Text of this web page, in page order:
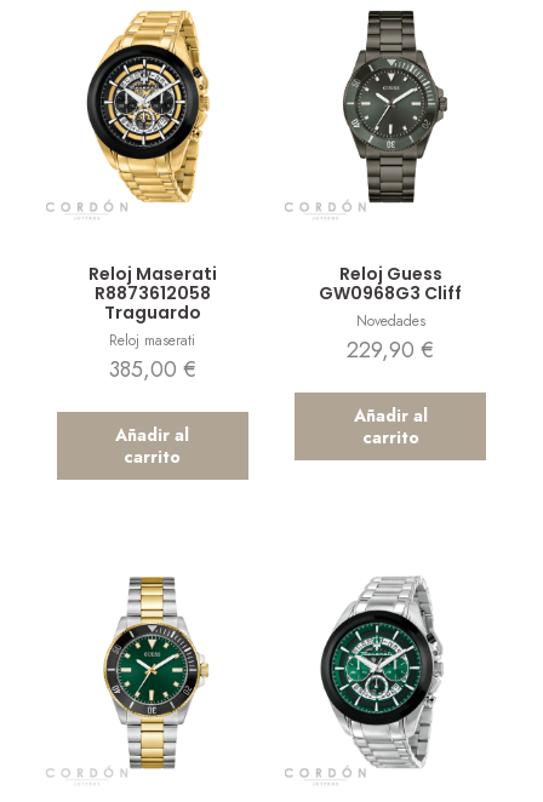
Reloj Maserati
R8873612058
Traguardo
Reloj maserati
385,00 €
Añadir al
carrito
Reloj Guess
GW0968G3 Cliff
Novedades
229,90€
Añadir al
carrito